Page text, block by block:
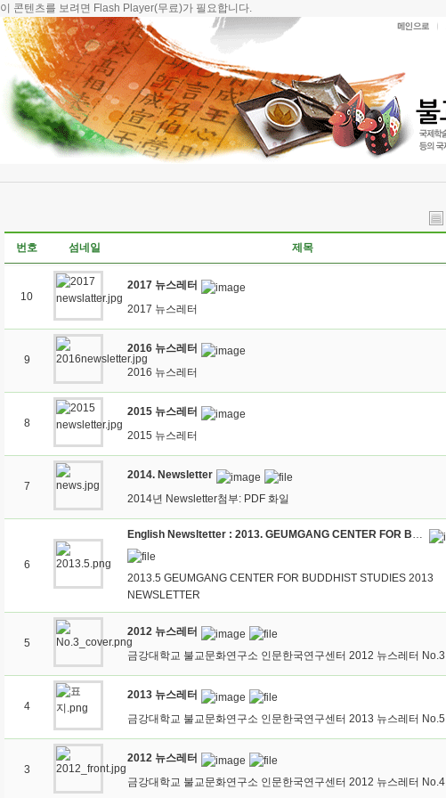
이 콘텐츠를 보려면 Flash Player(무료)가 필요합니다.
번호 섬네일 제목
10
2017 뉴스레터
2017 뉴스레터
9
2016 뉴스레터
2016 뉴스레터
8
2015 뉴스레터
2015 뉴스레터
7
2014. Newsletter
2014년 Newsletter첨부: PDF 화일
6
2013.5 GEUMGANG CENTER FOR BUDDHIST STUDIES 2013
NEWSLETTER
5
2012 뉴스레터
금강대학교 불교문화연구소 인문한국연구센터 2012 뉴스레터 No.3
4
2013 뉴스레터
금강대학교 불교문화연구소 인문한국연구센터 2013 뉴스레터 No.5
3
2012 뉴스레터
금강대학교 불교문화연구소 인문한국연구센터 2012 뉴스레터 No.4